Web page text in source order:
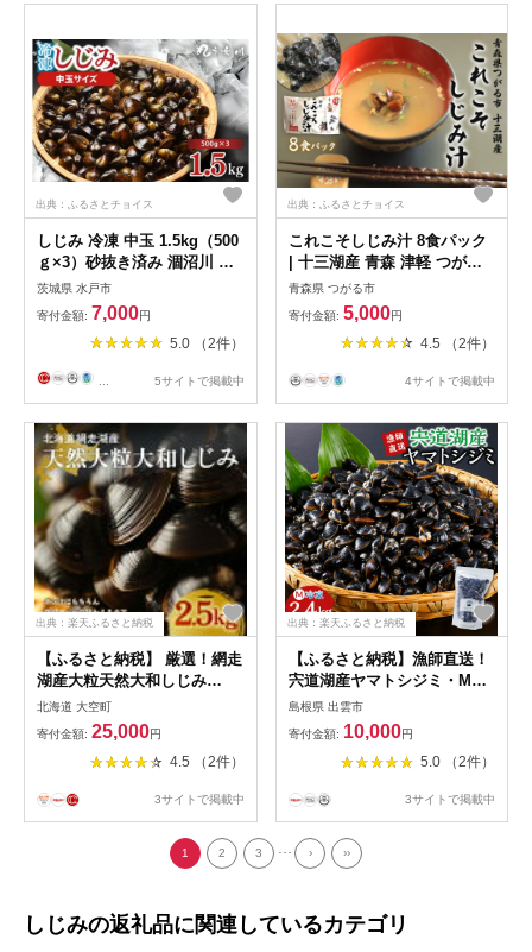
出典：ふるさとチョイス
しじみ 冷凍 中玉 1.5kg（500
ｇ×3）砂抜き済み 涸沼川 う
女川【シジミ オルニチン ミ
ネラル ビタミンB12 出汁 肝
臓 味噌汁 スープ 茨城県 水戸
市】（IX-115）
茨城県 水戸市
寄付金額: 7,000円
5.0 （2件）
5サイトで掲載中
出典：ふるさとチョイス
これこそしじみ汁 8食パック
| 十三湖産 青森 津軽 つがる
みそ汁 しじみ汁 [0019]
青森県 つがる市
寄付金額: 5,000円
4.5 （2件）
4サイトで掲載中
出典：楽天ふるさと納税
【ふるさと納税】 厳選！網走
湖産大粒天然大和しじみ
2.5kg 【 ふるさと納税 人気
おすすめ ランキング しじみ
シジミ 蜆 貝 しじみ貝 シジミ
貝 蜆貝 海鮮 ダシ汁 味噌汁
北海道 大空町 送料無料 】
北海道 大空町
寄付金額: 25,000円
4.5 （2件）
3サイトで掲載中
出典：楽天ふるさと納税
【ふるさと納税】漁師直送！
宍道湖産ヤマトシジミ・Mサ
イズ冷凍2.4kg | 漁師直送 し
じみ シジミ しじみ汁 蜆 味噌
汁 宍道湖 冷凍 料理 砂抜き
簡単調理 栄養 時短 タイパ 二
島根県 出雲市
寄付金額: 10,000円
5.0 （2件）
3サイトで掲載中
1 2 3 ... › ››
しじみの返礼品に関連しているカテゴリ